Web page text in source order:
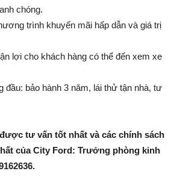
chóng.
trình khuyến mãi hấp dẫn và giá trị
lợi cho khách hàng có thể đến xem xe
đầu: bảo hành 3 năm, lái thử tận nhà, tư
tư vấn tốt nhất và các chính sách
của City Ford: Trưởng phòng kinh
.